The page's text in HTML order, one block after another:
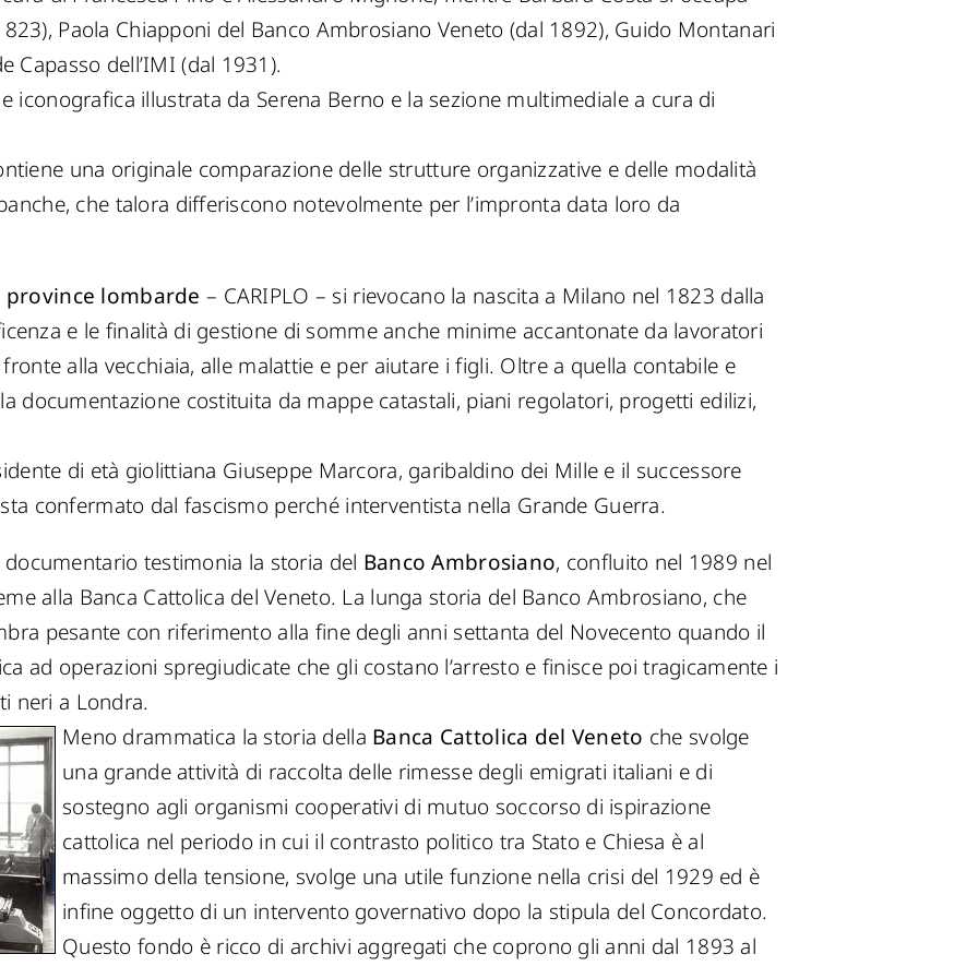
Paola Chiapponi del Banco Ambrosiano Veneto (dal 1892), Guido Montanari
Capasso dell’IMI (dal 1931).
iconografica illustrata da Serena Berno e la sezione multimediale a cura di
una originale comparazione delle strutture organizzative e delle modalità
che talora differiscono notevolmente per l’impronta data loro da
province lombarde – CARIPLO – si rievocano la nascita a Milano nel 1823 dalla
e le finalità di gestione di somme anche minime accantonate da lavoratori
alla vecchiaia, alle malattie e per aiutare i figli. Oltre a quella contabile e
documentazione costituita da mappe catastali, piani regolatori, progetti edilizi,
di età giolittiana Giuseppe Marcora, garibaldino dei Mille e il successore
confermato dal fascismo perché interventista nella Grande Guerra.
testimonia la storia del Banco Ambrosiano, confluito nel 1989 nel
alla Banca Cattolica del Veneto. La lunga storia del Banco Ambrosiano, che
pesante con riferimento alla fine degli anni settanta del Novecento quando il
ad operazioni spregiudicate che gli costano l’arresto e finisce poi tragicamente i
neri a Londra.
Meno drammatica la storia della Banca Cattolica del Veneto che svolge
una grande attività di raccolta delle rimesse degli emigrati italiani e di
sostegno agli organismi cooperativi di mutuo soccorso di ispirazione
cattolica nel periodo in cui il contrasto politico tra Stato e Chiesa è al
massimo della tensione, svolge una utile funzione nella crisi del 1929 ed è
infine oggetto di un intervento governativo dopo la stipula del Concordato.
Questo fondo è ricco di archivi aggregati che coprono gli anni dal 1893 al